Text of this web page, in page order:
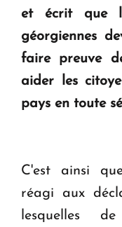
KASA : 30 ans
en Arménie
Le premier
ouvrira ses
et écrit que
géorgiennes
faire preuve
aider les
pays en toute
C'est ainsi
réagi aux
lesquelles